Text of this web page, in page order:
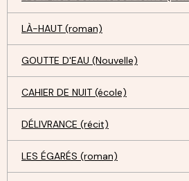
LÀ-HAUT (roman)
GOUTTE D'EAU (Nouvelle)
CAHIER DE NUIT (école)
DÉLIVRANCE (récit)
LES ÉGARÉS (roman)